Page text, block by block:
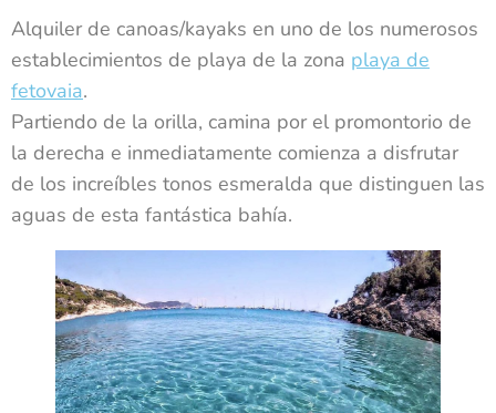
Alquiler de canoas/kayaks en uno de los numerosos
establecimientos de playa de la zona playa de
fetovaia.
Partiendo de la orilla, camina por el promontorio de
la derecha e inmediatamente comienza a disfrutar
de los increíbles tonos esmeralda que distinguen las
aguas de esta fantástica bahía.